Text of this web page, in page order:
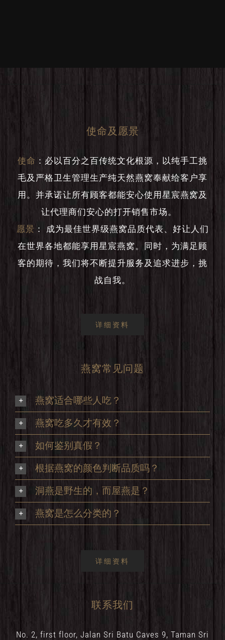
使命及愿景
使命 ： 必以百分之百传统文化根源，以纯手工挑
毛及严格卫生管理生产纯天然燕窝奉献给客户享
用。并承诺让所有顾客都能安心使用星宸燕窝及
让代理商们安心的打开销售市场。
愿景 ：
成为最佳世界级燕窝品质代表、好让人们
在世界各地都能享用星宸燕窝。同时，为满足顾
客的期待，我们将不断提升服务及追求进步，挑
战自我。
详细资料
燕窝常见问题
燕窝适合哪些人吃？
燕窝吃多久才有效？
如何鉴别真假？
根据燕窝的颜色判断品质吗？
洞燕是野生的，而屋燕是？
燕窝是怎么分类的？
详细资料
联系我们
No. 2, first floor, Jalan Sri Batu Caves 9, Taman Sri